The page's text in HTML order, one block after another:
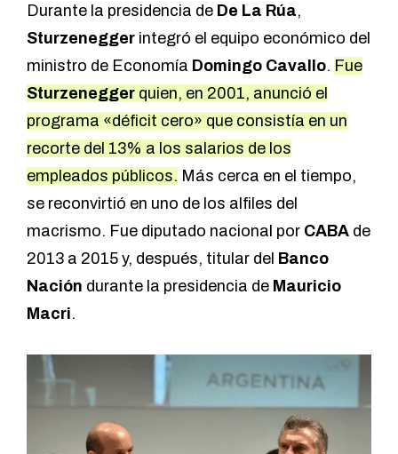
Durante la presidencia de De La Rúa,
Sturzenegger integró el equipo económico del
ministro de Economía Domingo Cavallo. Fue
Sturzenegger quien, en 2001, anunció el
programa «déficit cero» que consistía en un
recorte del 13% a los salarios de los
empleados públicos. Más cerca en el tiempo,
se reconvirtió en uno de los alfiles del
macrismo. Fue diputado nacional por CABA de
2013 a 2015 y, después, titular del Banco
Nación durante la presidencia de Mauricio
Macri.